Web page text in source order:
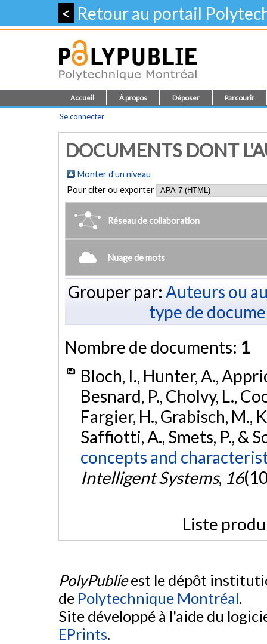
< Retour au portail
Accueil À propos Déposer Parcourir
Se connecter
DOCUMENTS DONT
Monter d'un niveau
Pour citer ou exporter
Réseau de collaboration
Nuage de mots
Grouper par: Auteurs ou
type de
Nombre de documents: 1
Bloch, I., Hunter, A.,
Besnard, P., Cholvy, L.,
Fargier, H., Grabisch, M.,
Saffiotti, A., Smets, P., &
concepts and
Intelligent Systems, 16
Liste
PolyPublieest le dépôt
de Polytechnique Montréal.
Site développé à l'aide du
EPrints.